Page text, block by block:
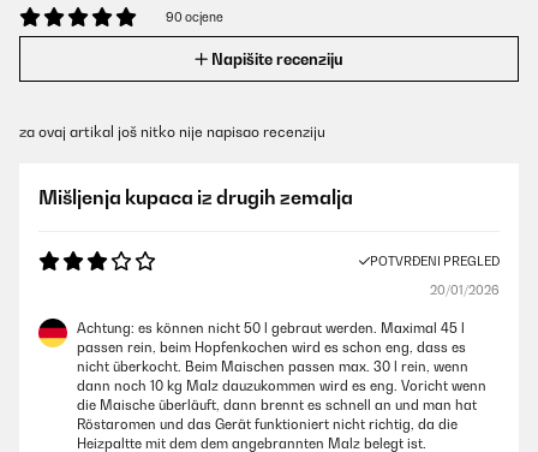
90 ocjene
Napišite recenziju
za ovaj artikal još nitko nije napisao recenziju
Mišljenja kupaca iz drugih zemalja
POTVRĐENI PREGLED
20/01/2026
Achtung: es können nicht 50 l gebraut werden. Maximal 45 l
passen rein, beim Hopfenkochen wird es schon eng, dass es
nicht überkocht. Beim Maischen passen max. 30 l rein, wenn
dann noch 10 kg Malz dauzukommen wird es eng. Voricht wenn
die Maische überläuft, dann brennt es schnell an und man hat
Röstaromen und das Gerät funktioniert nicht richtig, da die
Heizpaltte mit dem dem angebrannten Malz belegt ist.